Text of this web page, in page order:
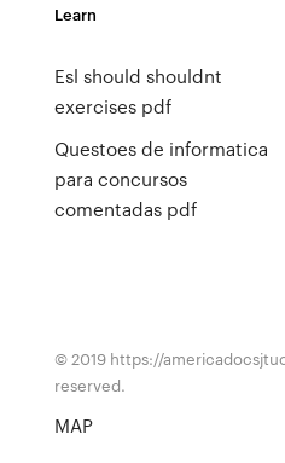
Learn
Esl should shouldnt
exercises pdf
Questoes de informatica
para concursos
comentadas pdf
© 2019 https://
reserved.
MAP